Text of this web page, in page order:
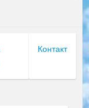
Контакт